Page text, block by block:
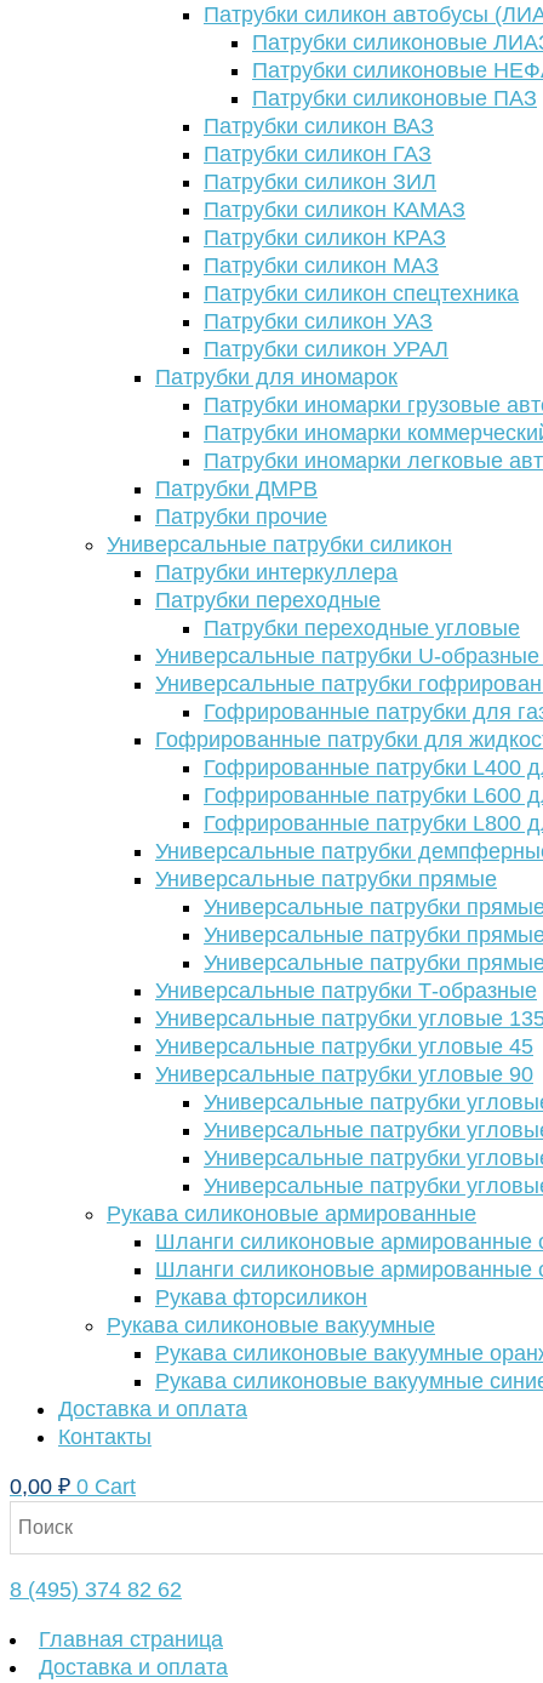
Патрубки силикон автобусы
Патрубки силиконовые
Патрубки силиконовые
Патрубки силиконовые ПАЗ
Патрубки силикон ВАЗ
Патрубки силикон ГАЗ
Патрубки силикон ЗИЛ
Патрубки силикон КАМАЗ
Патрубки силикон КРАЗ
Патрубки силикон МАЗ
Патрубки силикон спецтехника
Патрубки силикон УАЗ
Патрубки силикон УРАЛ
Патрубки для иномарок
Патрубки иномарки грузовые
Патрубки иномарки
Патрубки иномарки легковые
Патрубки ДМРВ
Патрубки прочие
Универсальные патрубки силикон
Патрубки интеркуллера
Патрубки переходные
Патрубки переходные угловые
Универсальные патрубки U-
Универсальные патрубки
Гофрированные патрубки для
Гофрированные патрубки для
Гофрированные патрубки L400
Гофрированные патрубки L600
Гофрированные патрубки L800
Универсальные патрубки
Универсальные патрубки прямые
Универсальные патрубки
Универсальные патрубки
Универсальные патрубки
Универсальные патрубки Т-образные
Универсальные патрубки угловые
Универсальные патрубки угловые 45
Универсальные патрубки угловые 90
Универсальные патрубки
Универсальные патрубки
Универсальные патрубки
Универсальные патрубки
Рукава силиконовые армированные
Шланги силиконовые армированные
Шланги силиконовые армированные
Рукава фторсиликон
Рукава силиконовые вакуумные
Рукава силиконовые вакуумные
Рукава силиконовые вакуумные
Доставка и оплата
Контакты
0,00 ₽ 0 Cart
8 (495) 374 82 62
Главная страница
Доставка и оплата